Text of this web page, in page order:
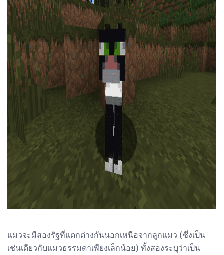
ad
แมวจะมีสองรัฐที่แตกต่างกันนอกเหนือจากลูกแมว (ซึ่งเป็น
เช่นเดียวกับแมวธรรมดาเพียงเล็กน้อย) ทั้งสองระบุว่าเป็น